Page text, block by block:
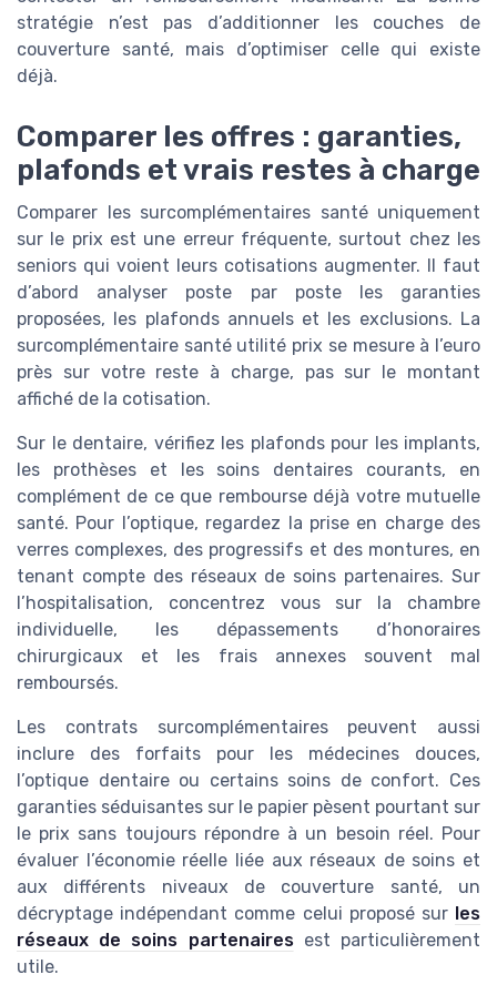
stratégie n’est pas d’additionner les couches de
couverture santé, mais d’optimiser celle qui existe
déjà.
Comparer les offres : garanties,
plafonds et vrais restes à charge
Comparer les surcomplémentaires santé uniquement
sur le prix est une erreur fréquente, surtout chez les
seniors qui voient leurs cotisations augmenter. Il faut
d’abord analyser poste par poste les garanties
proposées, les plafonds annuels et les exclusions. La
surcomplémentaire santé utilité prix se mesure à l’euro
près sur votre reste à charge, pas sur le montant
affiché de la cotisation.
Sur le dentaire, vérifiez les plafonds pour les implants,
les prothèses et les soins dentaires courants, en
complément de ce que rembourse déjà votre mutuelle
santé. Pour l’optique, regardez la prise en charge des
verres complexes, des progressifs et des montures, en
tenant compte des réseaux de soins partenaires. Sur
l’hospitalisation, concentrez vous sur la chambre
individuelle, les dépassements d’honoraires
chirurgicaux et les frais annexes souvent mal
remboursés.
Les contrats surcomplémentaires peuvent aussi
inclure des forfaits pour les médecines douces,
l’optique dentaire ou certains soins de confort. Ces
garanties séduisantes sur le papier pèsent pourtant sur
le prix sans toujours répondre à un besoin réel. Pour
évaluer l’économie réelle liée aux réseaux de soins et
aux différents niveaux de couverture santé, un
décryptage indépendant comme celui proposé sur les
réseaux de soins partenairesest particulièrement
utile.